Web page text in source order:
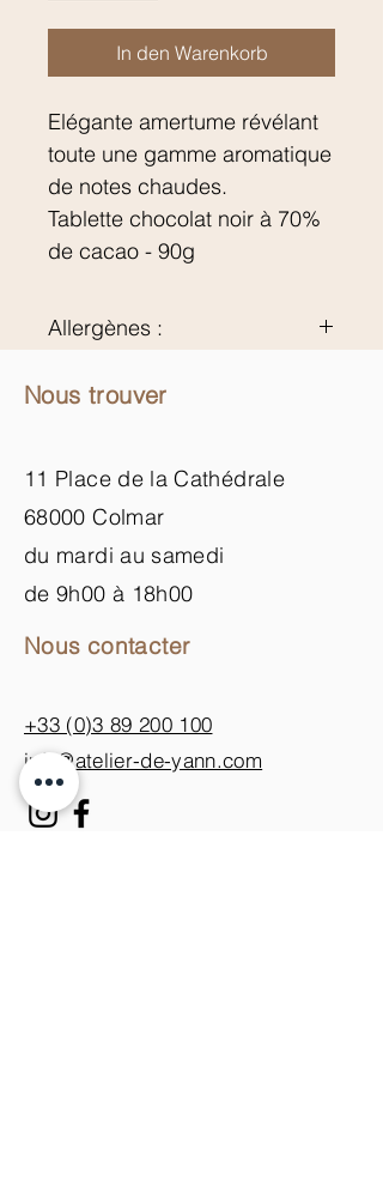
In den Warenkorb
Elégante amertume révélant
toute une gamme aromatique
de notes chaudes.
Tablette chocolat noir à 70%
de cacao - 90g
Allergènes :
Nous trouver
11 Place de la Cathédrale
68000 Colmar
du mardi au samedi
de 9h00 à 18h00
Nous contacter
+33 (0)3 89 200 100​
info@atelier-de-yann.com